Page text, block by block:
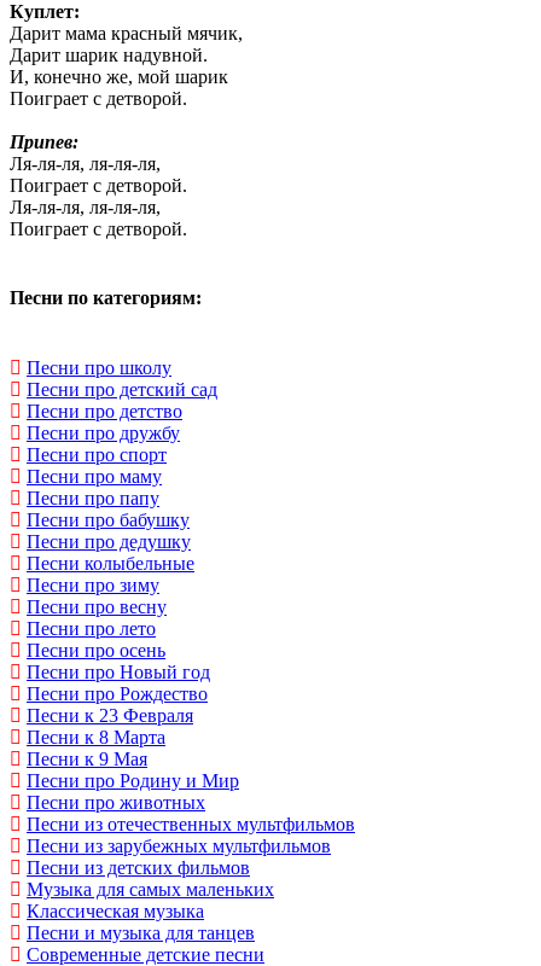
Куплет:
Дарит мама красный мячик,
Дарит шарик надувной.
И, конечно же, мой шарик
Поиграет с детворой.
Припев:
Ля-ля-ля, ля-ля-ля,
Поиграет с детворой.
Ля-ля-ля, ля-ля-ля,
Поиграет с детворой.
Песни по категориям:
Песни про школу
Песни про детский сад
Песни про детство
Песни про дружбу
Песни про спорт
Песни про маму
Песни про папу
Песни про бабушку
Песни про дедушку
Песни колыбельные
Песни про зиму
Песни про весну
Песни про лето
Песни про осень
Песни про Новый год
Песни про Рождество
Песни к 23 Февраля
Песни к 8 Марта
Песни к 9 Мая
Песни про Родину и Мир
Песни про животных
Песни из отечественных мультфильмов
Песни из зарубежных мультфильмов
Песни из детских фильмов
Музыка для самых маленьких
Классическая музыка
Песни и музыка для танцев
Современные детские песни